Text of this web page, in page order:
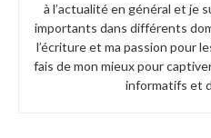
à l’actualité en général et je
importants dans différents
l’écriture et ma passion pour
fais de mon mieux pour
informatifs et